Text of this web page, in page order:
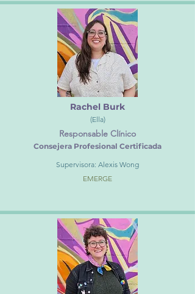
Rachel Burk
(Ella)
Responsable Clínico
Consejera Profesional Certificada
Supervisora: Alexis Wong
EMERGE